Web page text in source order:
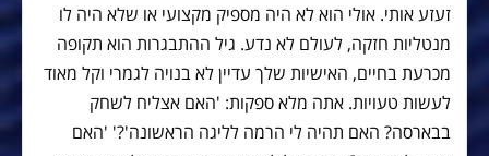
זעזע אותי. אולי הוא לא היה מספיק מקצועי או שלא היה לו
מנטליות חזקה, לעולם לא נדע. גיל ההתבגרות הוא תקופה
מכרעת בחיים, האישיות שלך עדיין לא בנויה לגמרי וקל מאוד
לעשות טעויות. אתה מלא ספקות: 'האם אצליח לשחק
בבארסה? האם תהיה לי הרמה לליגה הראשונה'?' 'האם